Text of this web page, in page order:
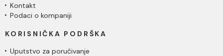
Kontakt
Podaci o kompaniji
KORISNIČKA PODRŠKA
Uputstvo za poručivanje